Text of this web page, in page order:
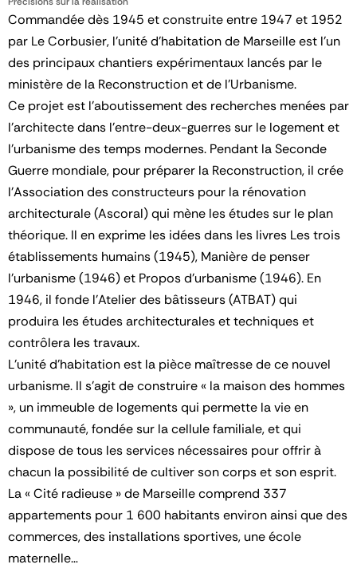
Commandée dès 1945 et construite entre 1947 et 1952
par Le Corbusier, l’unité d’habitation de Marseille est l’un
des principaux chantiers expérimentaux lancés par le
ministère de la Reconstruction et de l’Urbanisme.
Ce projet est l’aboutissement des recherches menées par
l’architecte dans l’entre-deux-guerres sur le logement et
l’urbanisme des temps modernes. Pendant la Seconde
Guerre mondiale, pour préparer la Reconstruction, il crée
l’Association des constructeurs pour la rénovation
architecturale (Ascoral) qui mène les études sur le plan
théorique. Il en exprime les idées dans les livres Les trois
établissements humains (1945), Manière de penser
l’urbanisme (1946) et Propos d’urbanisme (1946). En
1946, il fonde l’Atelier des bâtisseurs (ATBAT) qui
produira les études architecturales et techniques et
contrôlera les travaux.
L’unité d’habitation est la pièce maîtresse de ce nouvel
urbanisme. Il s’agit de construire « la maison des hommes
», un immeuble de logements qui permette la vie en
communauté, fondée sur la cellule familiale, et qui
dispose de tous les services nécessaires pour offrir à
chacun la possibilité de cultiver son corps et son esprit.
La « Cité radieuse » de Marseille comprend 337
appartements pour 1 600 habitants environ ainsi que des
commerces, des installations sportives, une école
maternelle…